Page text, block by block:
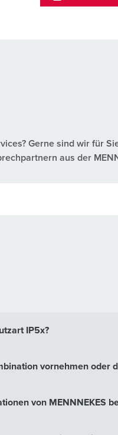
Gerne sind wir für
aus der
IP5x?
vornehmen oder
von MENNNEKES